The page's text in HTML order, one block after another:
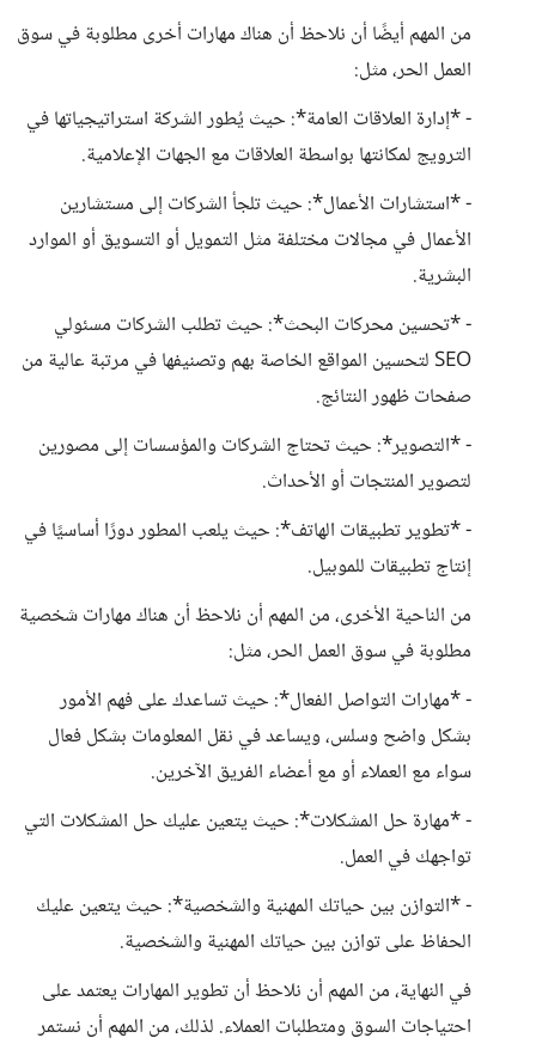
من المهم أيضًا أن نلاحظ أن هناك مهارات أخرى مطلوبة في سوق
العمل الحر، مثل:
- *إدارة العلاقات العامة*: حيث يُطور الشركة استراتيجياتها في
الترويج لمكانتها بواسطة العلاقات مع الجهات الإعلامية.
- *استشارات الأعمال*: حيث تلجأ الشركات إلى مستشارين
الأعمال في مجالات مختلفة مثل التمويل أو التسويق أو الموارد
البشرية.
- *تحسين محركات البحث*: حيث تطلب الشركات مسئولي
SEO لتحسين المواقع الخاصة بهم وتصنيفها في مرتبة عالية من
صفحات ظهور النتائج.
- *التصوير*: حيث تحتاج الشركات والمؤسسات إلى مصورين
لتصوير المنتجات أو الأحداث.
- *تطوير تطبيقات الهاتف*: حيث يلعب المطور دورًا أساسيًا في
إنتاج تطبيقات للموبيل.
من الناحية الأخرى، من المهم أن نلاحظ أن هناك مهارات شخصية
مطلوبة في سوق العمل الحر، مثل:
- *مهارات التواصل الفعال*: حيث تساعدك على فهم الأمور
بشكل واضح وسلس، ويساعد في نقل المعلومات بشكل فعال
سواء مع العملاء أو مع أعضاء الفريق الآخرين.
- *مهارة حل المشكلات*: حيث يتعين عليك حل المشكلات التي
تواجهك في العمل.
- *التوازن بين حياتك المهنية والشخصية*: حيث يتعين عليك
الحفاظ على توازن بين حياتك المهنية والشخصية.
في النهاية، من المهم أن نلاحظ أن تطوير المهارات يعتمد على
احتياجات السوق ومتطلبات العملاء. لذلك، من المهم أن نستمر